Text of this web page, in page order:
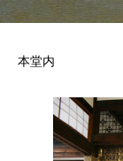
本堂内